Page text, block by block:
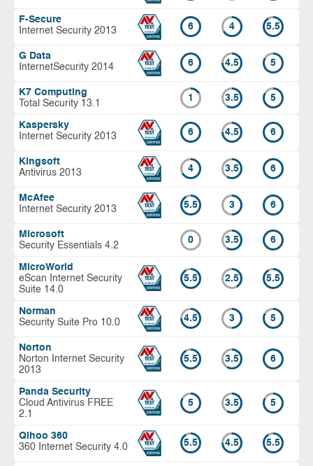
F-Secure
Internet Security 2013
6 4 5.5
G Data
InternetSecurity 2014
6 4.5 5
K7 Computing
Total Security 13.1
1 3.5 5
Kaspersky
Internet Security 2013
6 4.5 6
Kingsoft
Antivirus 2013
4 3.5 6
McAfee
Internet Security 2013
5.5 3 6
Microsoft
Security Essentials 4.2
0 3.5 6
MicroWorld
eScan Internet Security
Suite 14.0
5.5 2.5 5.5
Norman
Security Suite Pro 10.0
4.5 3 5
Norton
Norton Internet Security
2013
5.5 3.5 6
Panda Security
Cloud Antivirus FREE
2.1
5 3.5 5
Qihoo 360
360 Internet Security 4.0
5.5 4.5 5.5